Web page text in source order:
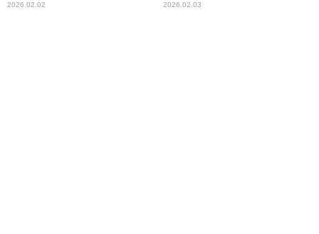
2026.02.02 2026.02.03